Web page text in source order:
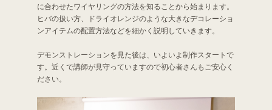
に合わせたワイヤリングの方法を知ることから始まります。
ヒバの扱い方、ドライオレンジのような大きなデコレーショ
ンアイテムの配置方法などを細かく説明していきます。
デモンストレーションを見た後は、いよいよ制作スタートで
す。近くで講師が見守っていますので初心者さんもご安心く
ださい。